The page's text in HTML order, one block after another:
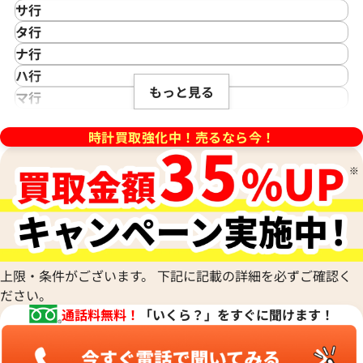
格
9日時点の参考買取価格です
W7100045
参考買取価格
620,000円
※2026年5月9日時点の参考買
ンテール ウォッチ ミニモデ カルティエ パンテール MM
アイクポッド
IWC
アイダブリューシー
Azimuth
アジムース
ANONIMO
Alain Silberstein
アラン・シルベスタイン
Armand Nicolet
アルマン・ニコレ
WALTHAM
ウォルサム
HUBLOT
ウブロ
ETERNA
エテルナ
エドックス
CASIO
カシオ
Cartier
カルティエ
Gaga Milano
ガガミラノ
Quinting
クインティング
Cuervo y Sobrinos
クエルボ・イ・ソブリノス
CVSTOS
クストス
Chronoswiss
クロノスイス
GUCCI
グッチ
Graham
Grand Seiko
サ行
Saint Laurent
サンローラン
Shellman
シェルマン
CITIZEN
シチズン
CHANEL
シャネル
Chopard
ショパール
CHAUMET
ショーメ
Jacob & Co.
ジェイコブ
Gerald Genta
ジェラルド・ジェンタ
タ行
TAG Heuer
タグ・ホイヤー
Daniel Roth
ダニエル・ロート
TUDOR
チューダー(チュードル)
Tiffany & Co.
ティファニー
Dior
ディオール
ナ行
NOMOS Glashütte
ノモス グラスヒュッテ
ハ行
Hamilton
Harry Winston
Patek Philippe
パテック フィリップ
Panerai
パネライ
Parmigiani Fleurier
パルミジャーニ・フルリエ
Piaget
ピアジェ
PIERRE KUNZ
ピエール・クンツ
マ行
モーリス・ラクロア
RALPH LAUREN
Richard Mille
リシャール・ミル
Louis Vuitton
ルイ・ヴィトン
Luminox
ルミノックス
Ressence
レッセンス
ROGER DUBUIS
ロジェ・デュブイ
もっと見る
時計買取強化中！売るなら今！
上限・条件がございます。 下記に記載の詳細を必ずご確認く
ださい。
通話料無料！
「いくら？」をすぐに聞けます！